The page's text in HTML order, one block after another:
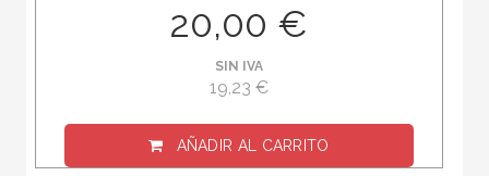
20,00 €
SIN IVA
19,23 €
AÑADIR AL CARRITO